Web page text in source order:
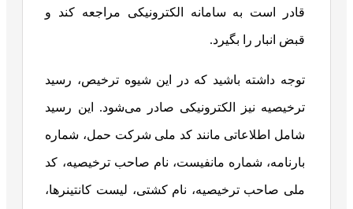
قادر است به سامانه الکترونیکی مراجعه کند و
قبض انبار را بگیرد.
توجه داشته باشید که در این شیوه ترخیص، رسید
ترخیصیه نیز الکترونیکی صادر می‌شود. این رسید
شامل اطلاعاتی مانند کد ملی شرکت حمل، شماره
بارنامه، شماره مانفیست، نام صاحب ترخیصیه، کد
ملی صاحب ترخیصیه، نام کشتی، لیست کانتینرها،